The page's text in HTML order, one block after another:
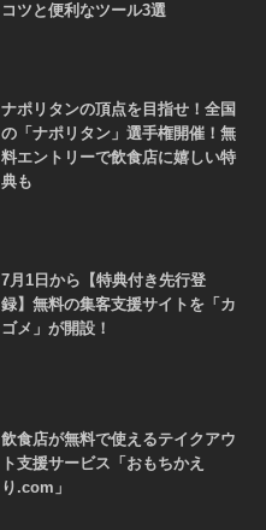
コツと便利なツール3選
ナポリタンの頂点を目指せ！全国
の「ナポリタン」選手権開催！無
料エントリーで飲食店に嬉しい特
典も
7月1日から【特典付き先行登
録】無料の集客支援サイトを「カ
ゴメ」が開設！
飲食店が無料で使えるテイクアウ
ト支援サービス「おもちかえ
り.com」